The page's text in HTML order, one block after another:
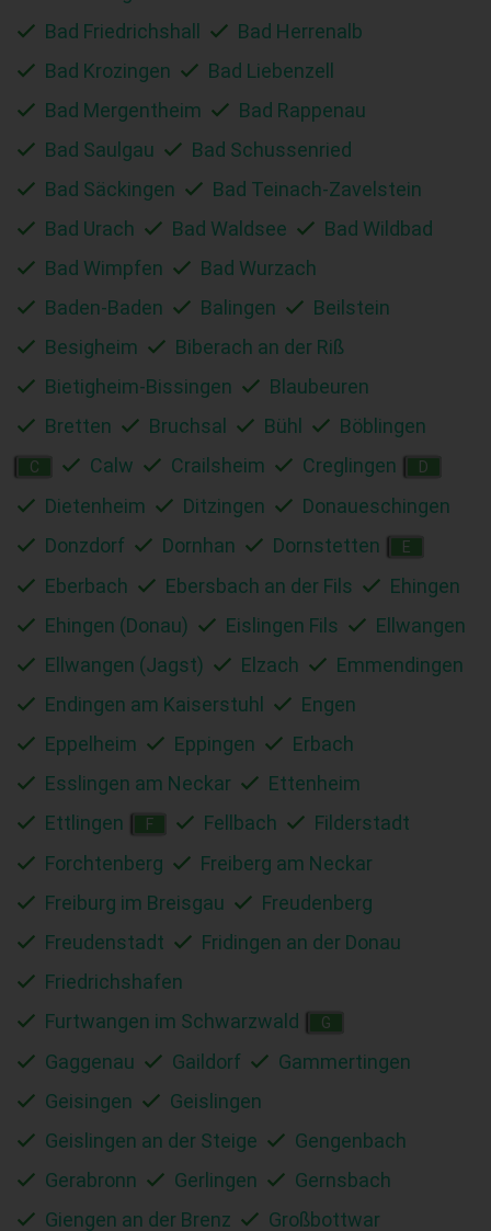
Bad Friedrichshall
Bad Herrenalb
Bad Krozingen
Bad Liebenzell
Bad Mergentheim
Bad Rappenau
Bad Saulgau
Bad Schussenried
Bad Säckingen
Bad Teinach-Zavelstein
Bad Urach
Bad Waldsee
Bad Wildbad
Bad Wimpfen
Bad Wurzach
Baden-Baden
Balingen
Beilstein
Besigheim
Biberach an der Riß
Bietigheim-Bissingen
Blaubeuren
Bretten
Bruchsal Bühl Böblingen
C Calw Crailsheim Creglingen D
Dietenheim Ditzingen
Donaueschingen
Donzdorf
Dornhan Dornstetten E
Eberbach Ebersbach an der Fils
Ehingen
Ehingen (Donau)
Eislingen Fils
Ellwangen
Ellwangen (Jagst)
Elzach
Emmendingen
Endingen am Kaiserstuhl
Engen
Eppelheim
Eppingen
Erbach
Esslingen am Neckar
Ettenheim
Ettlingen
F Fellbach
Filderstadt
Forchtenberg
Freiberg am Neckar
Freiburg im Breisgau
Freudenberg
Freudenstadt
Fridingen an der Donau
Friedrichshafen
Furtwangen im Schwarzwald
G
Gaggenau Gaildorf
Gammertingen
Geisingen
Geislingen
Geislingen an der Steige
Gengenbach
Gerabronn
Gerlingen
Gernsbach
Giengen an der Brenz
Großbottwar